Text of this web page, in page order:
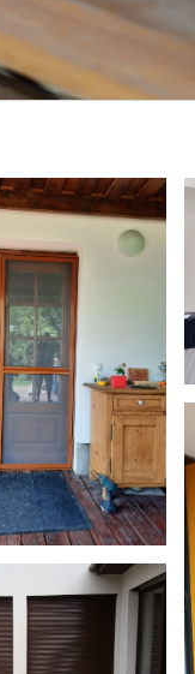
02
tokos
redőny